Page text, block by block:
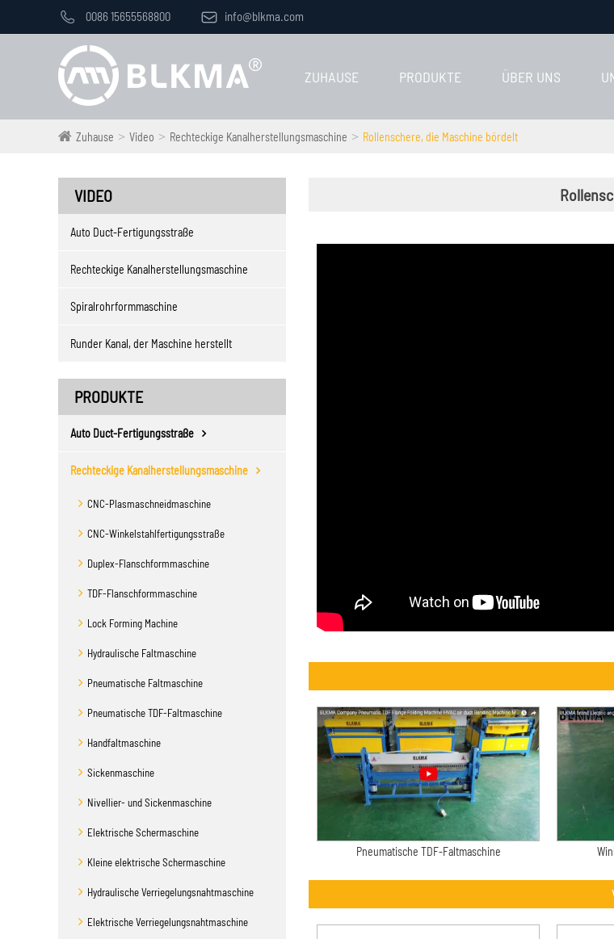
 0086 15655568800  info@blkma.com
ZUHAUSE PRODUKTE ÜBER UNS
Zuhause Video Rechteckige Kanalherstellungsmaschine Rollenschere, die Maschine bördelt
VIDEO
Auto Duct-Fertigungsstraße
Rechteckige Kanalherstellungsmaschine
Spiralrohrformmaschine
Runder Kanal, der Maschine herstellt
PRODUKTE
Auto Duct-Fertigungsstraße
Rechteckige Kanalherstellungsmaschine
CNC-Plasmaschneidmaschine
CNC-Winkelstahlfertigungsstraße
Duplex-Flanschformmaschine
TDF-Flanschformmaschine
Lock Forming Machine
Hydraulische Faltmaschine
Pneumatische Faltmaschine
Pneumatische TDF-Faltmaschine
Handfaltmaschine
Sickenmaschine
Nivellier- und Sickenmaschine
Elektrische Schermaschine
Kleine elektrische Schermaschine
Hydraulische Verriegelungsnahtmaschine
Elektrische Verriegelungsnahtmaschine
Pneumatische TDF-Faltmaschine